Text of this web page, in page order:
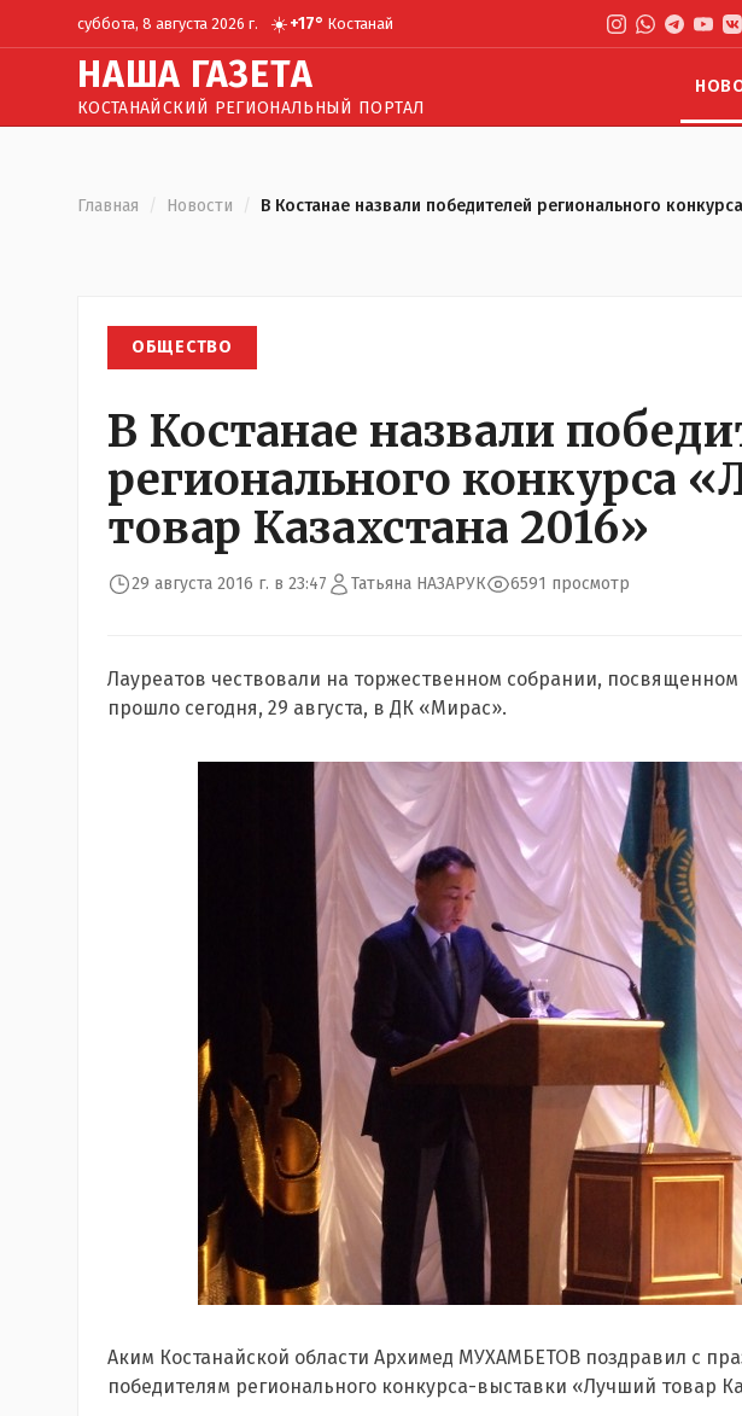
суббота, 8 августа 2026 г. ☀️+17° Костанай
НАША ГАЗЕТА
КОСТАНАЙСКИЙ РЕГИОНАЛЬНЫЙ ПОРТАЛ
Главная / Новости / В Костанае назвали победителей регионального
ОБЩЕСТВО
В Костанае назвали
регионального конкурса
товар Казахстана 2016»
29 августа 2016 г. в 23:47 Татьяна НАЗАРУК 6591 просмотр
Лауреатов чествовали на торжественном собрании,
прошло сегодня, 29 августа, в ДК «Мирас».
Аким Костанайской области Архимед МУХАМБЕТОВ поздравил с
победителям регионального конкурса-выставки «Лучший товар